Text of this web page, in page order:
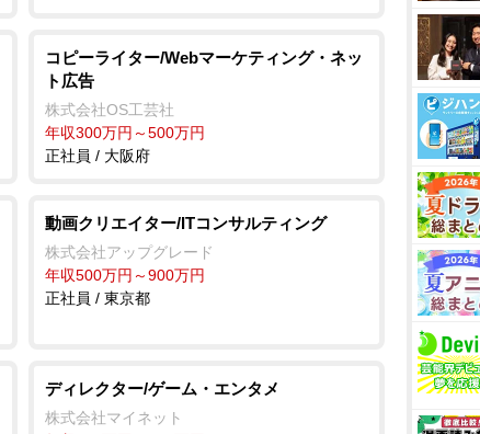
コピーライター/Webマーケティング・ネッ
ト広告
株式会社OS工芸社
年収300万円～500万円
正社員 / 大阪府
動画クリエイター/ITコンサルティング
株式会社アップグレード
年収500万円～900万円
正社員 / 東京都
ディレクター/ゲーム・エンタメ
株式会社マイネット